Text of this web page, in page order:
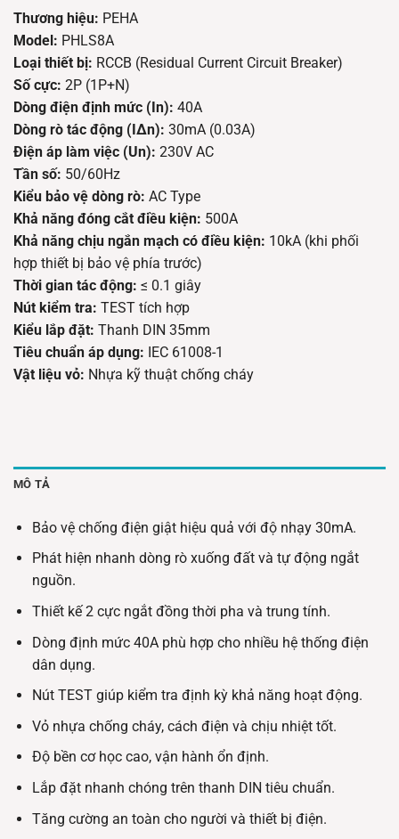
Thương hiệu: PEHA
Model: PHLS8A
Loại thiết bị: RCCB (Residual Current Circuit Breaker)
Số cực: 2P (1P+N)
Dòng điện định mức (In): 40A
Dòng rò tác động (IΔn): 30mA (0.03A)
Điện áp làm việc (Un): 230V AC
Tần số: 50/60Hz
Kiểu bảo vệ dòng rò: AC Type
Khả năng đóng cắt điều kiện: 500A
Khả năng chịu ngắn mạch có điều kiện: 10kA (khi phối
hợp thiết bị bảo vệ phía trước)
Thời gian tác động: ≤ 0.1 giây
Nút kiểm tra: TEST tích hợp
Kiểu lắp đặt: Thanh DIN 35mm
Tiêu chuẩn áp dụng: IEC 61008-1
Vật liệu vỏ: Nhựa kỹ thuật chống cháy
MÔ TẢ
Bảo vệ chống điện giật hiệu quả với độ nhạy 30mA.
Phát hiện nhanh dòng rò xuống đất và tự động ngắt
nguồn.
Thiết kế 2 cực ngắt đồng thời pha và trung tính.
Dòng định mức 40A phù hợp cho nhiều hệ thống điện
dân dụng.
Nút TEST giúp kiểm tra định kỳ khả năng hoạt động.
Vỏ nhựa chống cháy, cách điện và chịu nhiệt tốt.
Độ bền cơ học cao, vận hành ổn định.
Lắp đặt nhanh chóng trên thanh DIN tiêu chuẩn.
Tăng cường an toàn cho người và thiết bị điện.